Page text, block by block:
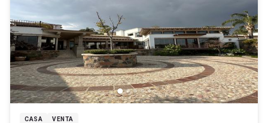
CASA VENTA